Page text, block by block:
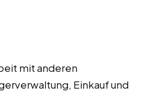
mit anderen
Einkauf und